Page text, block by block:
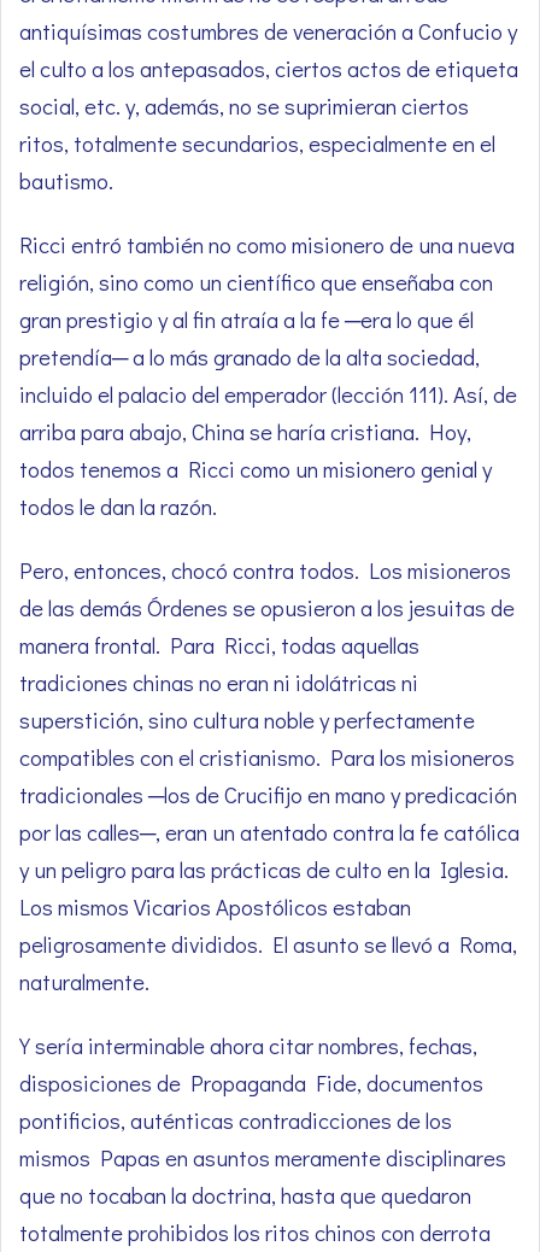
antiquísimas costumbres de veneración a Confucio y
el culto a los antepasados, ciertos actos de etiqueta
social, etc. y, además, no se suprimieran ciertos
ritos, totalmente secundarios, especialmente en el
bautismo.
Ricci entró también no como misionero de una nueva
religión, sino como un científico que enseñaba con
gran prestigio y al fin atraía a la fe ─era lo que él
pretendía─ a lo más granado de la alta sociedad,
incluido el palacio del emperador (lección 111). Así, de
arriba para abajo, China se haría cristiana. Hoy,
todos tenemos a Ricci como un misionero genial y
todos le dan la razón.
Pero, entonces, chocó contra todos. Los misioneros
de las demás Órdenes se opusieron a los jesuitas de
manera frontal. Para Ricci, todas aquellas
tradiciones chinas no eran ni idolátricas ni
superstición, sino cultura noble y perfectamente
compatibles con el cristianismo. Para los misioneros
tradicionales ─los de Crucifijo en mano y predicación
por las calles─, eran un atentado contra la fe católica
y un peligro para las prácticas de culto en la Iglesia.
Los mismos Vicarios Apostólicos estaban
peligrosamente divididos. El asunto se llevó a Roma,
naturalmente.
Y sería interminable ahora citar nombres, fechas,
disposiciones de Propaganda Fide, documentos
pontificios, auténticas contradicciones de los
mismos Papas en asuntos meramente disciplinares
que no tocaban la doctrina, hasta que quedaron
totalmente prohibidos los ritos chinos con derrota